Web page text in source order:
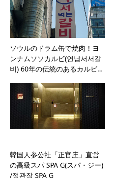
ソウルのドラム缶で焼肉！ヨ
ンナムソソカルビ(연남서서갈
비) 60年の伝統のあるカルビ…
韓国人参公社「正官庄」直営
の高級スパ SPA G(スパ・ジー)
/정관장 SPA G